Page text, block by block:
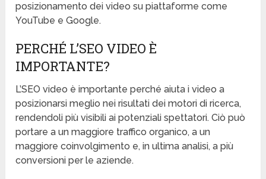
posizionamento dei video su piattaforme come
YouTube e Google.
PERCHÉ L’SEO VIDEO È
IMPORTANTE?
L’SEO video è importante perché aiuta i video a
posizionarsi meglio nei risultati dei motori di ricerca,
rendendoli più visibili ai potenziali spettatori. Ciò può
portare a un maggiore traffico organico, a un
maggiore coinvolgimento e, in ultima analisi, a più
conversioni per le aziende.